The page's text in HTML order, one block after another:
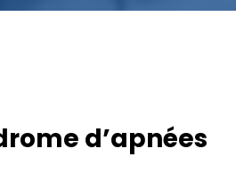
d’apnées